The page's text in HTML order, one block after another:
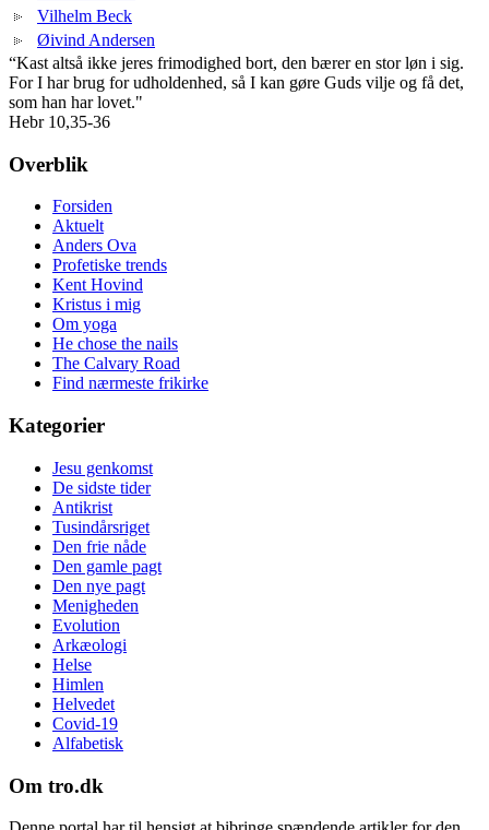
Vilhelm Beck
Øivind Andersen
“Kast altså ikke jeres frimodighed bort, den bærer en stor løn i sig.
For I har brug for udholdenhed, så I kan gøre Guds vilje og få det,
som han har lovet."
Hebr 10,35-36
Overblik
Forsiden
Aktuelt
Anders Ova
Profetiske trends
Kent Hovind
Kristus i mig
Om yoga
He chose the nails
The Calvary Road
Find nærmeste frikirke
Kategorier
Jesu genkomst
De sidste tider
Antikrist
Tusindårsriget
Den frie nåde
Den gamle pagt
Den nye pagt
Menigheden
Evolution
Arkæologi
Helse
Himlen
Helvedet
Covid-19
Alfabetisk
Om tro.dk